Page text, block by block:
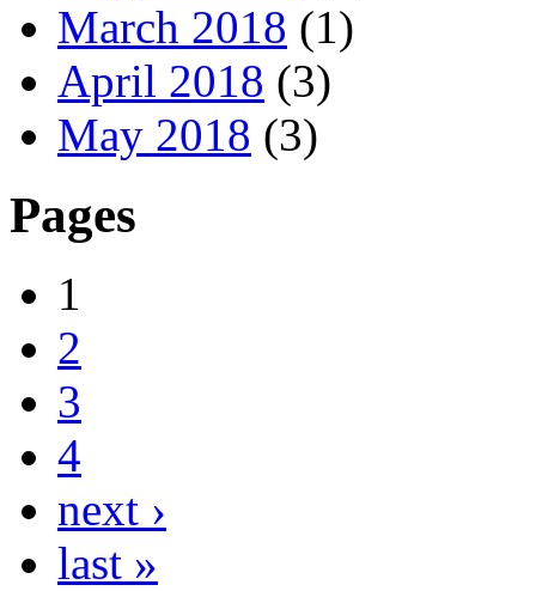
March 2018 (1)
April 2018 (3)
May 2018 (3)
Pages
1
2
3
4
next ›
last »